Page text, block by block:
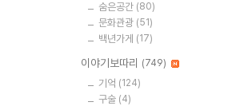
숨은공간 (80)
문화관광 (51)
백년가게 (17)
이야기보따리 (749)
기억 (124)
구술 (4)